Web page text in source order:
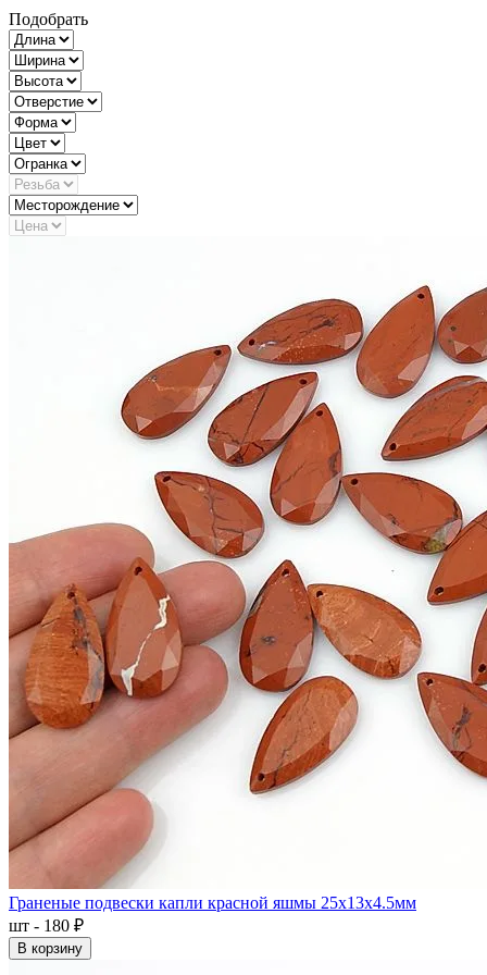
Подобрать
Граненые подвески капли красной яшмы 25x13x4.5мм
шт - 180 ₽
В корзину